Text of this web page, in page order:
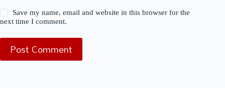
Save my name, email and website in this browser for the
next time I comment.
Post Comment